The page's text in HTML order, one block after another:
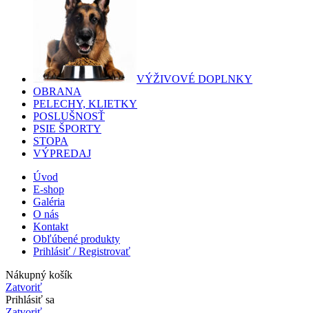
VÝŽIVOVÉ DOPLNKY
OBRANA
PELECHY, KLIETKY
POSLUŠNOSŤ
PSIE ŠPORTY
STOPA
VÝPREDAJ
Úvod
E-shop
Galéria
O nás
Kontakt
Obľúbené produkty
Prihlásiť / Registrovať
Nákupný košík
Zatvoriť
Prihlásiť sa